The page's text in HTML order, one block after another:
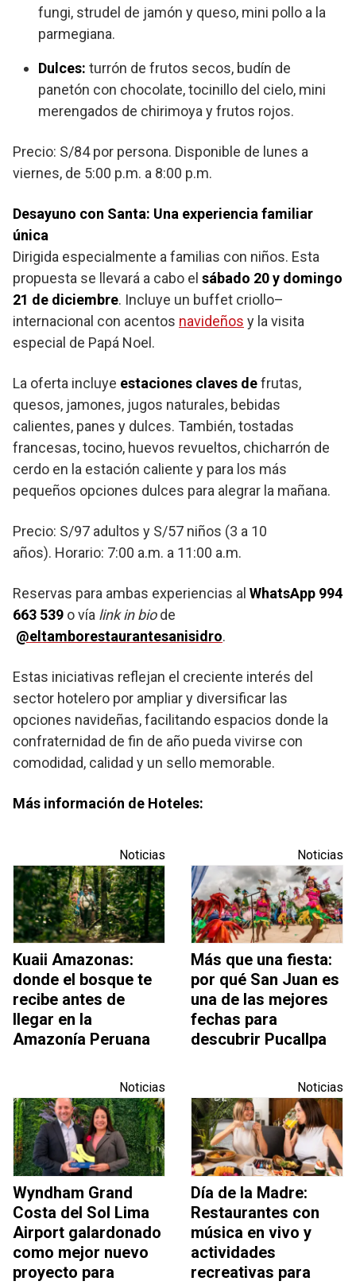
fungi, strudel de jamón y queso, mini pollo a la
parmegiana.
Dulces: turrón de frutos secos, budín de
panetón con chocolate, tocinillo del cielo, mini
merengados de chirimoya y frutos rojos.
Precio: S/84 por persona. Disponible de lunes a
viernes, de 5:00 p.m. a 8:00 p.m.
Desayuno con Santa: Una experiencia familiar
única
Dirigida especialmente a familias con niños. Esta
propuesta se llevará a cabo el sábado 20 y domingo
21 de diciembre. Incluye un buffet criollo–
internacional con acentos navideños y la visita
especial de Papá Noel.
La oferta incluye estaciones claves defrutas,
quesos, jamones, jugos naturales, bebidas
calientes, panes y dulces. También, tostadas
francesas, tocino, huevos revueltos, chicharrón de
cerdo en la estación caliente y para los más
pequeños opciones dulces para alegrar la mañana.
Precio: S/97 adultos y S/57 niños (3 a 10
años). Horario: 7:00 a.m. a 11:00 a.m.
Reservas para ambas experiencias al WhatsApp 994
663 539 o vía link in biode
@eltamborestaurantesanisidro.
Estas iniciativas reflejan el creciente interés del
sector hotelero por ampliar y diversificar las
opciones navideñas, facilitando espacios donde la
confraternidad de fin de año pueda vivirse con
comodidad, calidad y un sello memorable.
Más información de Hoteles:
Noticias
Kuaii Amazonas:
donde el bosque te
recibe antes de
llegar en la
Amazonía Peruana
Noticias
Más que una fiesta:
por qué San Juan es
una de las mejores
fechas para
descubrir Pucallpa
Noticias
Wyndham Grand
Costa del Sol Lima
Airport galardonado
como mejor nuevo
proyecto para
Noticias
Día de la Madre:
Restaurantes con
música en vivo y
actividades
recreativas para